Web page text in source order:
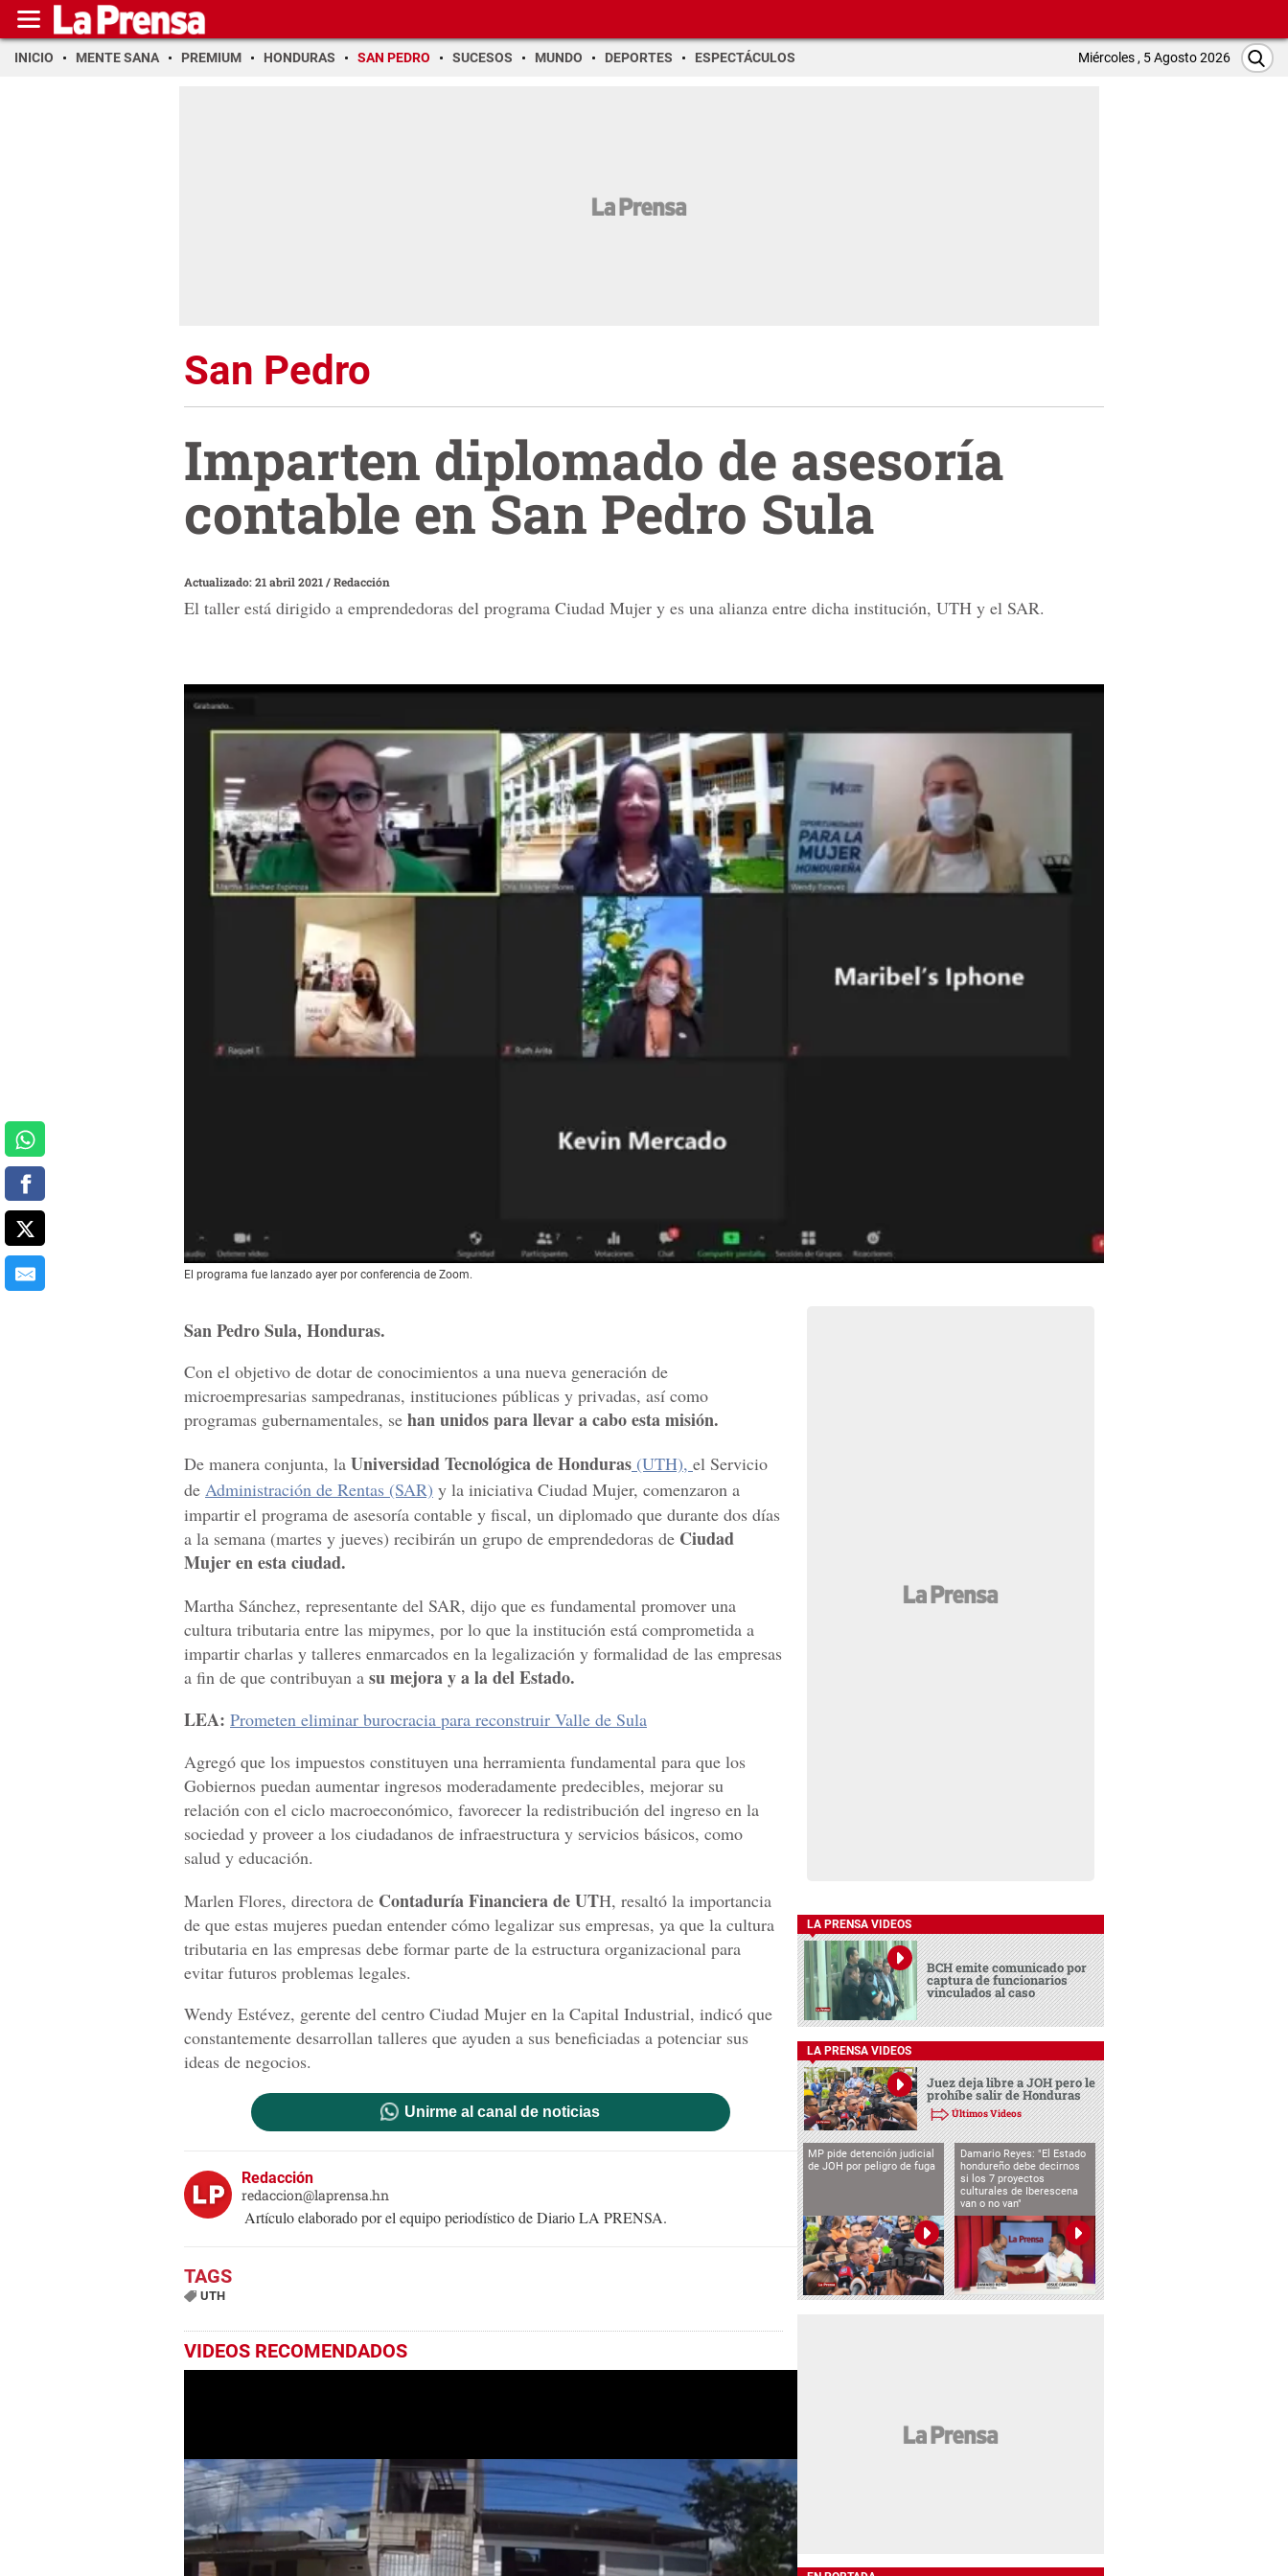
INICIO MENTE SANA PREMIUM HONDURAS SAN PEDRO SUCESOS MUNDO DEPORTES ESPECTÁCULOS Miércoles , 5 Agosto 2026
San Pedro
Imparten diplomado de asesoría
contable en San Pedro Sula
Actualizado: 21 abril 2021 /Redacción
El taller está dirigido a emprendedoras del programa Ciudad Mujer y es una alianza entre dicha institución, UTH y el SAR.
El programa fue lanzado ayer por conferencia de Zoom.
San Pedro Sula, Honduras.
Con el objetivo de dotar de conocimientos a una nueva generación de
microempresarias sampedranas, instituciones públicas y privadas, así como
programas gubernamentales, se han unidos para llevar a cabo esta misión.
De manera conjunta, la Universidad Tecnológica de Honduras (UTH), el Servicio
de Administración de Rentas (SAR) y la iniciativa Ciudad Mujer, comenzaron a
impartir el programa de asesoría contable y fiscal, un diplomado que durante dos días
a la semana (martes y jueves) recibirán un grupo de emprendedoras de Ciudad
Mujer en esta ciudad.
Martha Sánchez, representante del SAR, dijo que es fundamental promover una
cultura tributaria entre las mipymes, por lo que la institución está comprometida a
impartir charlas y talleres enmarcados en la legalización y formalidad de las empresas
a fin de que contribuyan a su mejora y a la del Estado.
LEA: Prometen eliminar burocracia para reconstruir Valle de Sula
Agregó que los impuestos constituyen una herramienta fundamental para que los
Gobiernos puedan aumentar ingresos moderadamente predecibles, mejorar su
relación con el ciclo macroeconómico, favorecer la redistribución del ingreso en la
sociedad y proveer a los ciudadanos de infraestructura y servicios básicos, como
salud y educación.
Marlen Flores, directora de Contaduría Financiera de UTH, resaltó la importancia
de que estas mujeres puedan entender cómo legalizar sus empresas, ya que la cultura
tributaria en las empresas debe formar parte de la estructura organizacional para
evitar futuros problemas legales.
Wendy Estévez, gerente del centro Ciudad Mujer en la Capital Industrial, indicó que
constantemente desarrollan talleres que ayuden a sus beneficiadas a potenciar sus
ideas de negocios.
Unirme al canal de noticias
Redacción
redaccion@laprensa.hn
Artículo elaborado por el equipo periodístico de Diario LA PRENSA.
UTH
VIDEOS RECOMENDADOS
LA PRENSA VIDEOS
BCH emite comunicado por
captura de funcionarios
vinculados al caso
LA PRENSA VIDEOS
Juez deja libre a JOH pero le
prohíbe salir de Honduras
Últimos Videos
MP pide detención judicial
de JOH por peligro de fuga
Damario Reyes: "El Estado
hondureño debe decirnos
si los 7 proyectos
culturales de Iberescena
van o no van"